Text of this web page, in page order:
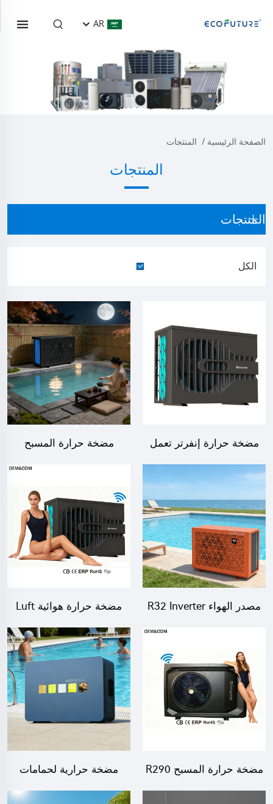
AR
الصفحة الرئيسية / المنتجات
المنتجات
المنتجات
الكل
مضخة حرارة إنفرتر تعمل
بالهواء والماء R32 لتسخين
المسبح
مضخة حرارة المسبح
مصدر الهواء R32 Inverter
مضخة حرارة هوائية Luft
wasser مدفأة مياه لحمام
السباحة
مضخة حرارة المسبح R290
من الهواء إلى الماء
مضخة حرارية لحمامات
السباحة تعمل بالهواء، بحجم